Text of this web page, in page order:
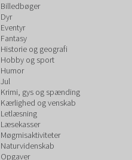
Billedbøger
Dyr
Eventyr
Fantasy
Historie og geografi
Hobby og sport
Humor
Jul
Krimi, gys og spænding
Kærlighed og venskab
Letlæsning
Læsekasser
Møgmisaktiviteter
Naturvidenskab
Opgaver